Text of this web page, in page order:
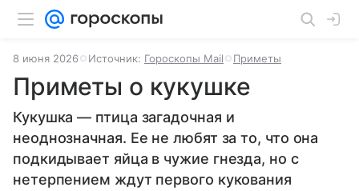
8 июня 2026 Источник: Гороскопы Mail Приметы
Приметы о кукушке
Кукушка — птица загадочная и
неоднозначная. Ее не любят за то, что она
подкидывает яйца в чужие гнезда, но с
нетерпением ждут первого кукования